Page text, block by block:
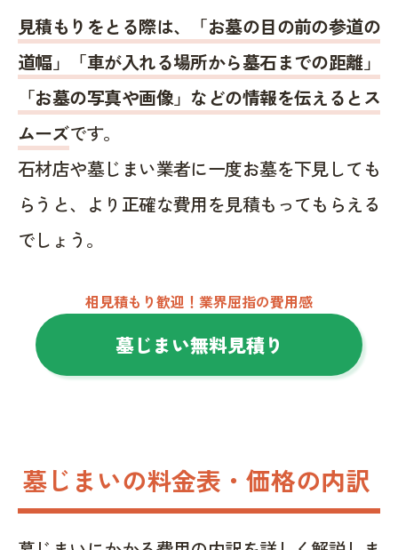
見積もりをとる際は、「お墓の目の前の参道の
道幅」「車が入れる場所から墓石までの距離」
「お墓の写真や画像」などの情報を伝えるとス
ムーズです。
石材店や墓じまい業者に一度お墓を下見しても
らうと、より正確な費用を見積もってもらえる
でしょう。
相見積もり歓迎！業界屈指の費用感
墓じまい無料見積り
墓じまいの料金表・価格の内訳